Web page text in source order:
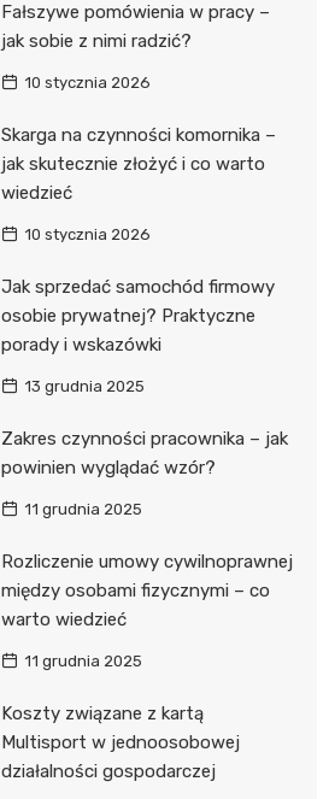
Fałszywe pomówienia w pracy –
jak sobie z nimi radzić?
10 stycznia 2026
Skarga na czynności komornika –
jak skutecznie złożyć i co warto
wiedzieć
10 stycznia 2026
Jak sprzedać samochód firmowy
osobie prywatnej? Praktyczne
porady i wskazówki
13 grudnia 2025
Zakres czynności pracownika – jak
powinien wyglądać wzór?
11 grudnia 2025
Rozliczenie umowy cywilnoprawnej
między osobami fizycznymi – co
warto wiedzieć
11 grudnia 2025
Koszty związane z kartą
Multisport w jednoosobowej
działalności gospodarczej